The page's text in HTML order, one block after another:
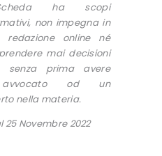
ha scopi
non impegna in
online né
mai decisioni
senza prima avere
od un
nella materia.
Novembre 2022